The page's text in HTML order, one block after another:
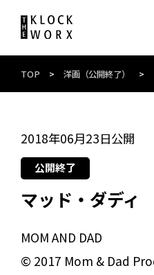
TOP > 洋画（公開終了） >
2018年06月23日公開
公開終了
マッド・ダディ
MOM AND DAD
© 2017 Mom & Dad